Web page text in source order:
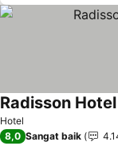
Hotel
Radisson
8,0 Sangat baik